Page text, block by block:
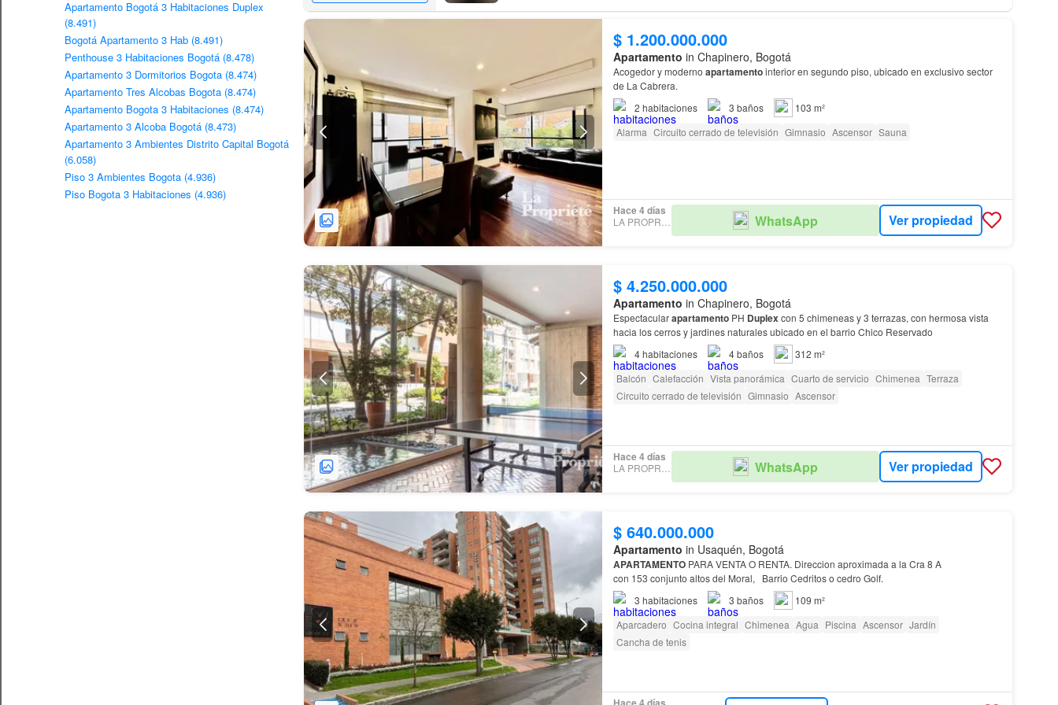
Apartamento Bogotá 3 Habitaciones Duplex
(8.491)
Bogotá Apartamento 3 Hab (8.491)
Penthouse 3 Habitaciones Bogotá (8.478)
Apartamento 3 Dormitorios Bogota (8.474)
Apartamento Tres Alcobas Bogota (8.474)
Apartamento Bogota 3 Habitaciones (8.474)
Apartamento 3 Alcoba Bogotá (8.473)
Apartamento 3 Ambientes Distrito Capital Bogotá
(6.058)
Piso 3 Ambientes Bogota (4.936)
Piso Bogota 3 Habitaciones (4.936)
$ 1.200.000.000
Apartamento in Chapinero, Bogotá
Acogedor y moderno apartamentointerior en segundo piso, ubicado en exclusivo sector
de La Cabrera.
2 habitaciones 3 baños
103 m²
Alarma Circuito cerrado de televisión Gimnasio Ascensor Sauna
Hace 4 días
LA PROPRIÉTÉ WhatsApp Ver propiedad
$ 4.250.000.000
Apartamento in Chapinero, Bogotá
EspectacularapartamentoPH Duplexcon 5 chimeneas y 3 terrazas, con hermosa vista
hacia los cerros y jardines naturales ubicado en el barrio Chico Reservado
4habitaciones 4baños
312 m²
Balcón Calefacción Vista panorámica Cuarto de servicio Chimenea Terraza
Circuito cerrado de televisión Gimnasio Ascensor
Hace 4 días
WhatsApp Ver propiedad
$ 640.000.000
Apartamento in Usaquén, Bogotá
APARTAMENTOPARA VENTA O RENTA. Direccion aproximada a la Cra 8 A
con 153 conjunto altos del Moral, Barrio Cedritos o cedro Golf.
3 habitaciones 3 baños
109 m²
Aparcadero Cocina integral Chimenea Agua Piscina Ascensor Jardín
Cancha de tenis